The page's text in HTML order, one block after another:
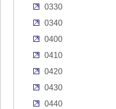
0330
0340
0400
0410
0420
0430
0440